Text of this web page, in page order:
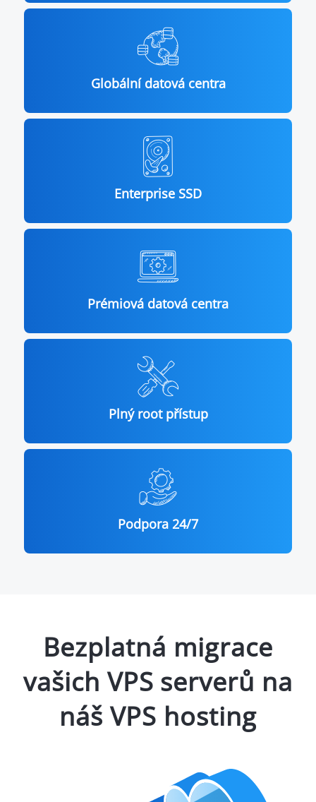
Globální datová centra
Enterprise SSD
Prémiová datová centra
Plný root přístup
Podpora 24/7
Bezplatná migrace
vašich VPS serverů na
náš VPS hosting